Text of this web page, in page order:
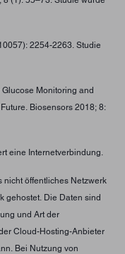
2254-2263. Studie
Monitoring and
Biosensors 2018; 8:
eine Internetverbindung.
nicht öffentliches Netzwerk
gehostet. Die Daten sind
und Art der
Cloud-Hosting-Anbieter
Bei Nutzung von